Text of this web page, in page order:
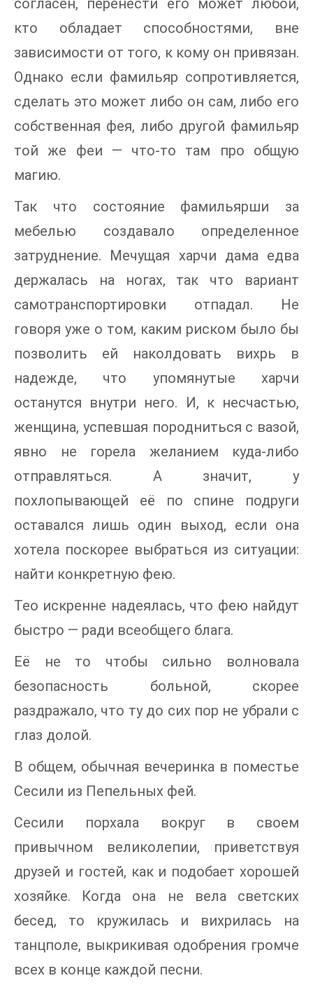
согласен, перенести его может любой,
кто обладает способностями, вне
зависимости от того, к кому он привязан.
Однако если фамильяр сопротивляется,
сделать это может либо он сам, либо его
собственная фея, либо другой фамильяр
той же феи — что-то там про общую
магию.
Так что состояние фамильярши за
мебелью создавало определенное
затруднение. Мечущая харчи дама едва
держалась на ногах, так что вариант
самотранспортировки отпадал. Не
говоря уже о том, каким риском было бы
позволить ей наколдовать вихрь в
надежде, что упомянутые харчи
останутся внутри него. И, к несчастью,
женщина, успевшая породниться с вазой,
явно не горела желанием куда-либо
отправляться. А значит, у
похлопывающей её по спине подруги
оставался лишь один выход, если она
хотела поскорее выбраться из ситуации:
найти конкретную фею.
Тео искренне надеялась, что фею найдут
быстро — ради всеобщего блага.
Её не то чтобы сильно волновала
безопасность больной, скорее
раздражало, что ту до сих пор не убрали с
глаз долой.
В общем, обычная вечеринка в поместье
Сесили из Пепельных фей.
Сесили порхала вокруг в своем
привычном великолепии, приветствуя
друзей и гостей, как и подобает хорошей
хозяйке. Когда она не вела светских
бесед, то кружилась и вихрилась на
танцполе, выкрикивая одобрения громче
всех в конце каждой песни.